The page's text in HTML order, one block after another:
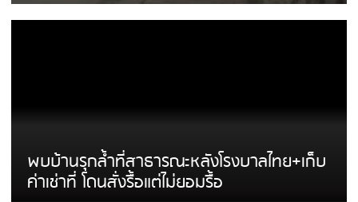
พบบ้านรุกล้ำที่สาธารณะหลังโรงบาลไทย+เก็บ
ค่าเช่าที่ โดนสั่งรื้อแต่ไม่ยอมรื้อ